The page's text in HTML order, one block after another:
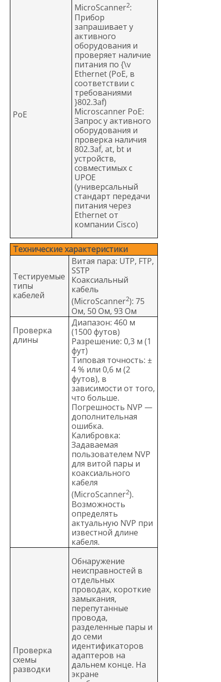
PoE
MicroScanner2:
Прибор
запрашивает у
активного
оборудования и
проверяет наличие
питания по {\v
Ethernet (PoE, в
соответствии с
требованиями
}802.3af)
Microscanner PoE:
Запрос у активного
оборудования и
проверка наличия
802.3af, at, bt и
устройств,
совместимых с
UPOE
(универсальный
стандарт передачи
питания через
Ethernet от
компании Cisco)
Технические характеристики
Тестируемые
типы
кабелей
Витая пара: UTP, FTP,
SSTP
Коаксиальный
кабель
(MicroScanner2): 75
Ом, 50 Ом, 93 Ом
Проверка
длины
Диапазон: 460 м
(1500 футов)
Разрешение: 0,3 м (1
фут)
Типовая точность: ±
4 % или 0,6 м (2
футов), в
зависимости от того,
что больше.
Погрешность NVP —
дополнительная
ошибка.
Калибровка:
Задаваемая
пользователем NVP
для витой пары и
коаксиального
кабеля
(MicroScanner2).
Возможность
определять
актуальную NVP при
известной длине
кабеля.
Проверка
схемы
разводки
Обнаружение
неисправностей в
отдельных
проводах, короткие
замыкания,
перепутанные
провода,
разделенные пары и
до семи
идентификаторов
адаптеров на
дальнем конце. На
экране